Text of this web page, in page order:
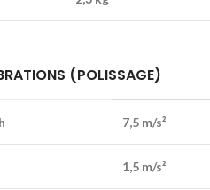
(POLISSAGE)
7,5 m/s²
1,5 m/s²